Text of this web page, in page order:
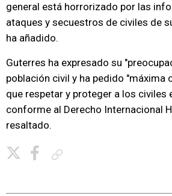
general está horrorizado por las
ataques y secuestros de civiles de
ha añadido.
Guterres ha expresado su
población civil y ha pedido "máxima
que respetar y proteger a los civiles
conforme al Derecho Internacional
resaltado.